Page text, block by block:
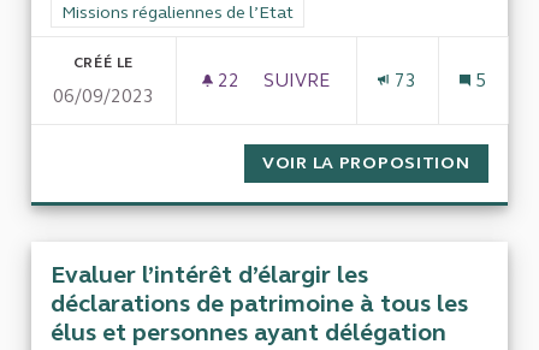
Filtrer les résultats de la catégorie : Missions régaliennes de
Missions régaliennes de l’Etat
CRÉÉ LE
06/09/2023
22 22 ABONNÉS
SUIVRE
73 5
VOIR LA PROPOSITION
Evaluer l’intérêt d’élargir les
déclarations de patrimoine à tous les
élus et personnes ayant délégation